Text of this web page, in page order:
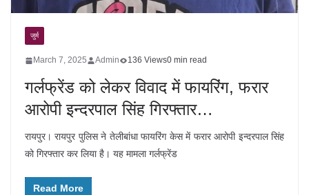
जुर्म
March 7, 2025 Admin 136 Views0 min read
गर्लफ्रेंड को लेकर विवाद में फायरिंग, फरार
आरोपी इन्दरपाल सिंह गिरफ्तार…
रायपुर। रायपुर पुलिस ने तेलीबांधा फायरिंग केस में फरार आरोपी इन्दरपाल सिंह
को गिरफ्तार कर लिया है। यह मामला गर्लफ्रेंड
Read More